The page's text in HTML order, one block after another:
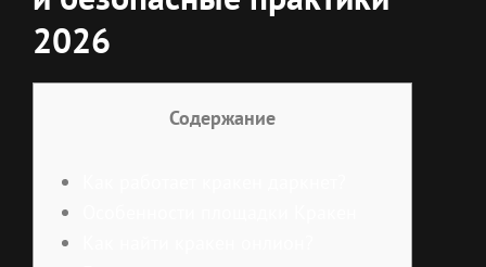
2026
Содержание